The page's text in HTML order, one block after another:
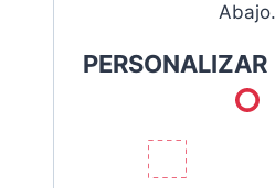
Abajo.
PERSONALIZAR |